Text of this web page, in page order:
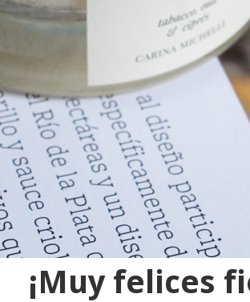
¡Muy felices